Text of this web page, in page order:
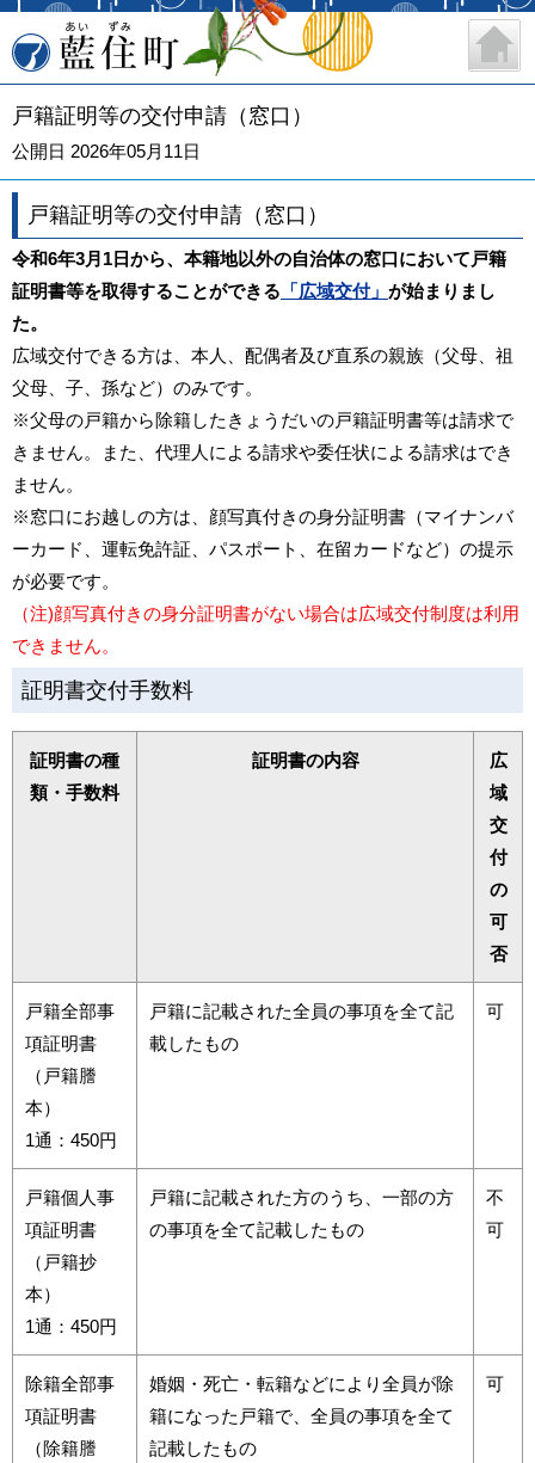
藍住町
戸籍証明等の交付申請（窓口）
公開日 2026年05月11日
戸籍証明等の交付申請（窓口）
令和6年3月1日から、本籍地以外の自治体の窓口において戸籍
証明書等を取得することができる 「広域交付」 が始まりまし
た。
広域交付できる方は、本人、配偶者及び直系の親族（父母、祖
父母、子、孫など）のみです。
※父母の戸籍から除籍したきょうだいの戸籍証明書等は請求で
きません。また、代理人による請求や委任状による請求はでき
ません。
※窓口にお越しの方は、顔写真付きの身分証明書（マイナンバ
ーカード、運転免許証、パスポート、在留カードなど）の提示
が必要です。
（注)顔写真付きの身分証明書がない場合は広域交付制度は利用
できません。
証明書交付手数料
証明書の種
類・手数料
証明書の内容
広
域
交
付
の
可
否
戸籍全部事
項証明書
（戸籍謄
本）
1通：450円
戸籍に記載された全員の事項を全て記
載したもの
可
戸籍個人事
項証明書
（戸籍抄
本）
1通：450円
戸籍に記載された方のうち、一部の方
の事項を全て記載したもの
不
可
除籍全部事
項証明書
（除籍謄
婚姻・死亡・転籍などにより全員が除
籍になった戸籍で、全員の事項を全て
記載したもの
可